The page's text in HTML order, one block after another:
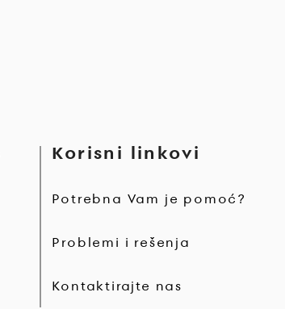
Korisni linkovi
Potrebna Vam je pomoć?
Problemi i rešenja
Kontaktirajte nas